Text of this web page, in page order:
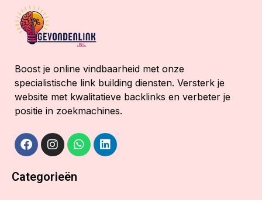
Boost je online vindbaarheid met onze
specialistische link building diensten. Versterk je
website met kwalitatieve backlinks en verbeter je
positie in zoekmachines.
Categorieën